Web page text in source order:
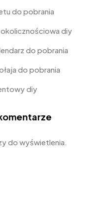
do pobrania
diy
do pobrania
do pobrania
diy
do wyświetlenia.